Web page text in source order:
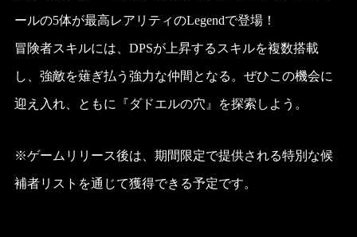
ールの5体が最高レアリティのLegendで登場！
冒険者スキルには、DPSが上昇するスキルを複数搭載
し、強敵を薙ぎ払う強力な仲間となる。ぜひこの機会に
迎え入れ、ともに『ダドエルの穴』を探索しよう。
※ゲームリリース後は、期間限定で提供される特別な候
補者リストを通じて獲得できる予定です。